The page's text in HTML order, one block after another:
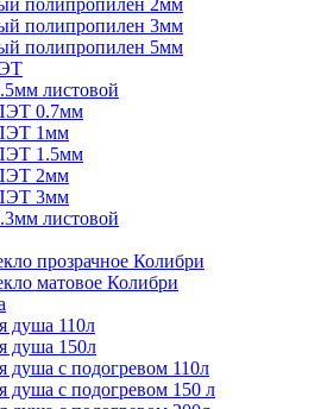
полипропилен 2мм
полипропилен 3мм
полипропилен 5мм
листовой
0.7мм
1мм
1.5мм
2мм
3мм
листовой
прозрачное Колибри
матовое Колибри
душа 110л
душа 150л
душа с подогревом 110л
душа с подогревом 150 л